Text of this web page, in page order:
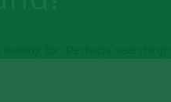
for. Perhaps